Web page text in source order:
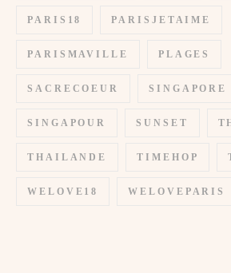
PARIS18 PARISJETAIME
PARISMAVILLE PLAGES
SACRECOEUR SINGAPORE
SINGAPOUR SUNSET
THAILANDE TIMEHOP
WELOVE18 WELOVEPARIS